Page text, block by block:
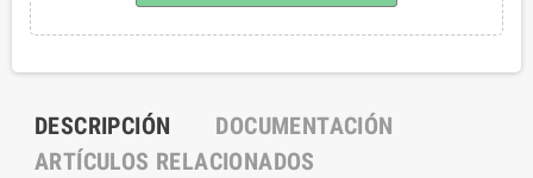
DESCRIPCIÓN
DOCUMENTACIÓN
ARTÍCULOS RELACIONADOS